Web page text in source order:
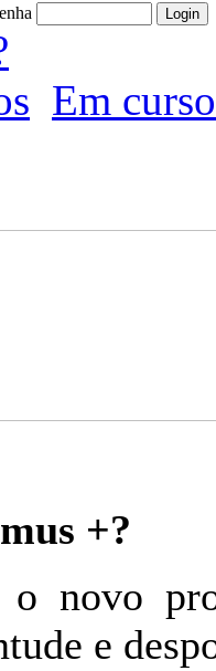
Em curso
+?
o novo
e